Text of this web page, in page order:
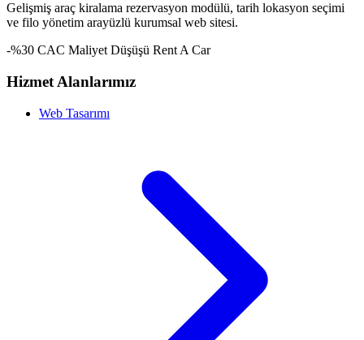
Gelişmiş araç kiralama rezervasyon modülü, tarih lokasyon seçimi
ve filo yönetim arayüzlü kurumsal web sitesi.
-%30 CAC Maliyet Düşüşü Rent A Car
Hizmet Alanlarımız
Web Tasarımı